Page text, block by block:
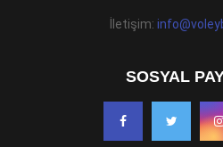
İletişim:
SOSYAL